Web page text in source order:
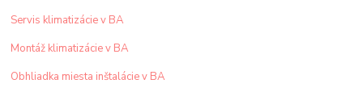
Servis klimatizácie v BA
Montáž klimatizácie v BA
Obhliadka miesta inštalácie v BA